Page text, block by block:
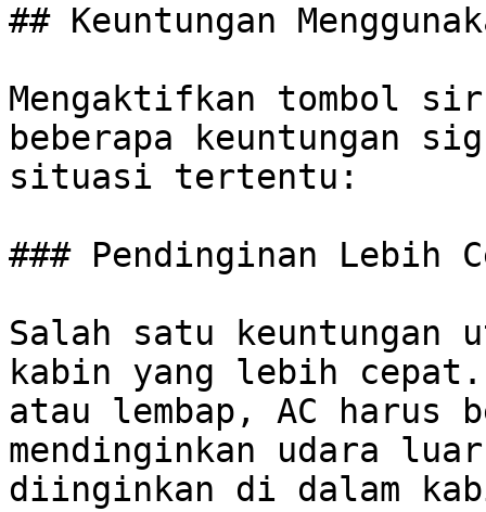
## Keuntungan
Mengaktifkan tombol
beberapa keuntungan
situasi tertentu:
### Pendinginan Lebih
Salah satu keuntungan
kabin yang lebih
atau lembap, AC
mendinginkan udara
diinginkan di dalam